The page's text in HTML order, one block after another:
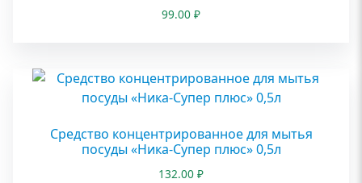
99.00 ₽
Средство концентрированное для мытья
посуды «Ника-Супер плюс» 0,5л
132.00 ₽